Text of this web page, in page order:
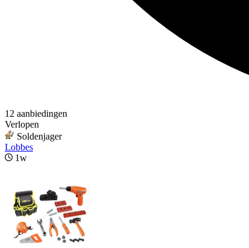
12 aanbiedingen
Verlopen
Soldenjager
Lobbes
1w